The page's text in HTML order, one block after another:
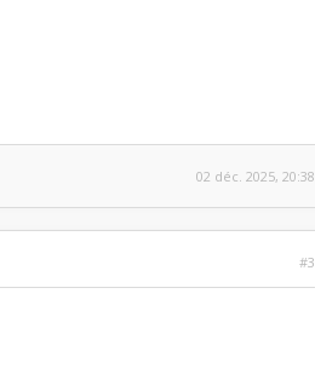
02 déc. 2025, 20:38
#3